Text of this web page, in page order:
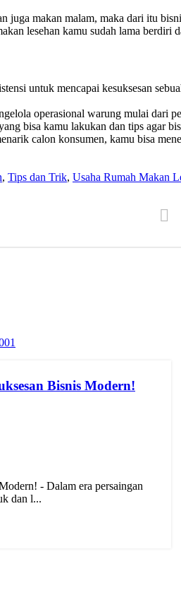
juga makan malam, maka dari itu
lesehan kamu sudah lama
untuk mencapai kesuksesan
operasional warung mulai dari
bisa kamu lakukan dan tips agar
calon konsumen, kamu bisa
, Tips dan Trik, Usaha Rumah Makan
Bisnis Modern!
- Dalam era persaingan
dan l...